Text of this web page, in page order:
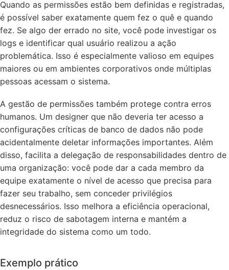
Quando as permissões estão bem definidas e registradas,
é possível saber exatamente quem fez o quê e quando
fez. Se algo der errado no site, você pode investigar os
logs e identificar qual usuário realizou a ação
problemática. Isso é especialmente valioso em equipes
maiores ou em ambientes corporativos onde múltiplas
pessoas acessam o sistema.
A gestão de permissões também protege contra erros
humanos. Um designer que não deveria ter acesso a
configurações críticas de banco de dados não pode
acidentalmente deletar informações importantes. Além
disso, facilita a delegação de responsabilidades dentro de
uma organização: você pode dar a cada membro da
equipe exatamente o nível de acesso que precisa para
fazer seu trabalho, sem conceder privilégios
desnecessários. Isso melhora a eficiência operacional,
reduz o risco de sabotagem interna e mantém a
integridade do sistema como um todo.
Exemplo prático